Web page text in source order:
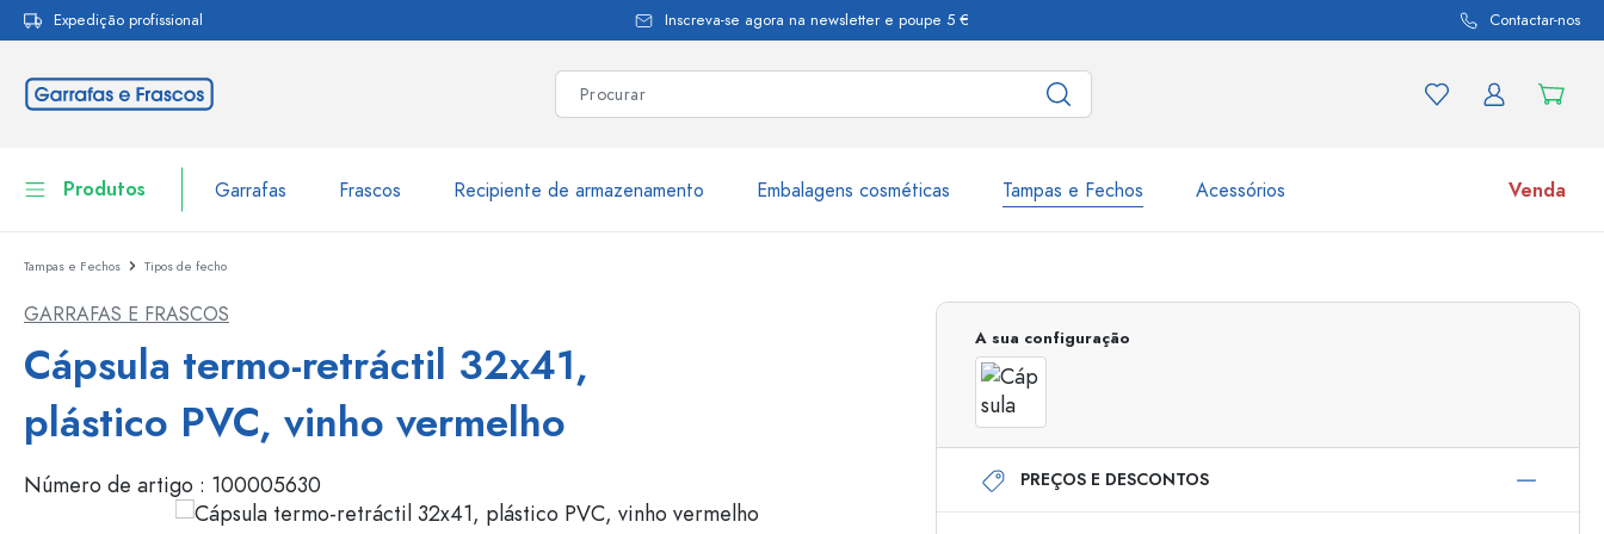
Saltar para a navegação principal
Expedição profissional Inscreva-se agora na newsletter e poupe 5 € Contactar-nos
Produtos Garrafas Frascos Recipiente de armazenamento Embalagens cosméticas Tampas e Fechos Acessórios Venda
Garrafas
Recipiente de armazenamento
Louça de mesa
Embalagens cosméticas
Garrafas por marca
Garrafas WECK
Garrafas com tampa mecânica
Frascos de pulverização
Dispensadores Airless
Frascos com roll-on
Frascos
Tampas e Fechos Tipos de fecho
GARRAFAS E FRASCOS
Cápsula termo-retráctil 32x41,
plástico PVC, vinho vermelho
Número de artigo : 100005630
A sua configuração
PREÇOS E DESCONTOS